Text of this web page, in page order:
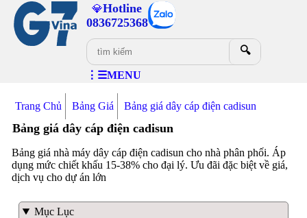
💎Hotline
0836725368
🔍
⋮☰MENU
Trang Chủ Bảng Giá Bảng giá dây cáp điện cadisun
Bảng giá dây cáp điện cadisun
Bảng giá nhà máy dây cáp điện cadisun cho nhà phân phối. Áp
dụng mức chiết khấu 15-38% cho đại lý. Ưu đãi đặc biệt về giá,
dịch vụ cho dự án lớn
Mục Lục